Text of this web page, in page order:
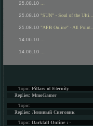
25.08.10
25.08.10 "SUN" - Soul of the Ulti...
25.08.10 "APB Online" - All Point...
14.06.10
14.06.10
Topic: Pillars of Eternity
Replies: MmoGamer
Topic:
Replies: Ленивый Снеговик
Topic: Darkfall Online : -